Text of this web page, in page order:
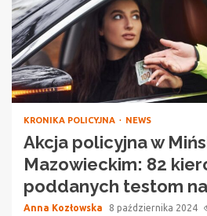
KRONIKA POLICYJNA NEWS
Akcja policyjna w
Mazowieckim: 82
poddanych testom
Anna Kozłowska 8 października 2024